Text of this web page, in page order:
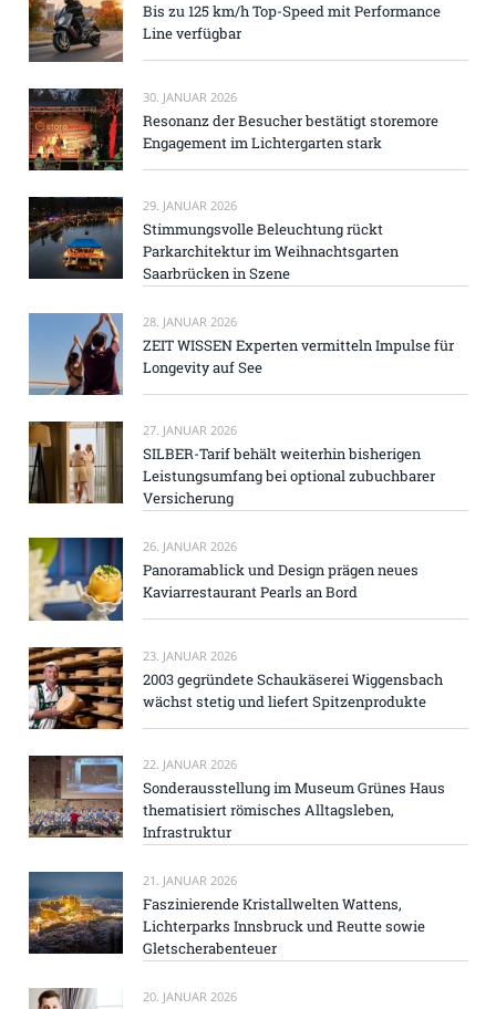
Bis zu 125 km/h Top-Speed mit Performance
Line verfügbar
30. JANUAR 2026
Resonanz der Besucher bestätigt storemore
Engagement im Lichtergarten stark
29. JANUAR 2026
Stimmungsvolle Beleuchtung rückt
Parkarchitektur im Weihnachtsgarten
Saarbrücken in Szene
28. JANUAR 2026
ZEIT WISSEN Experten vermitteln Impulse für
Longevity auf See
27. JANUAR 2026
SILBER-Tarif behält weiterhin bisherigen
Leistungsumfang bei optional zubuchbarer
Versicherung
26. JANUAR 2026
Panoramablick und Design prägen neues
Kaviarrestaurant Pearls an Bord
23. JANUAR 2026
2003 gegründete Schaukäserei Wiggensbach
wächst stetig und liefert Spitzenprodukte
22. JANUAR 2026
Sonderausstellung im Museum Grünes Haus
thematisiert römisches Alltagsleben,
Infrastruktur
21. JANUAR 2026
Faszinierende Kristallwelten Wattens,
Lichterparks Innsbruck und Reutte sowie
Gletscherabenteuer
20. JANUAR 2026